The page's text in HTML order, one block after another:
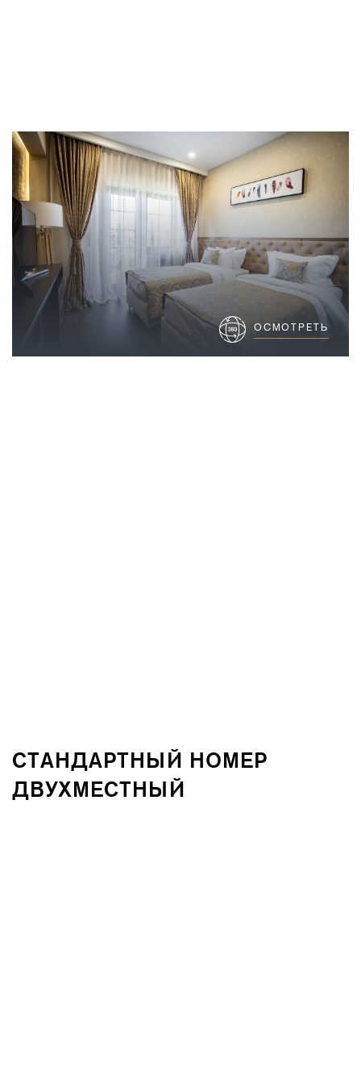
СТАНДАРТНЫЙ НОМЕР
ДВУХМЕСТНЫЙ
ОСМОТРЕТЬ